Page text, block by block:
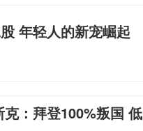
年轻人的新宠崛起
：拜登100%叛国 低